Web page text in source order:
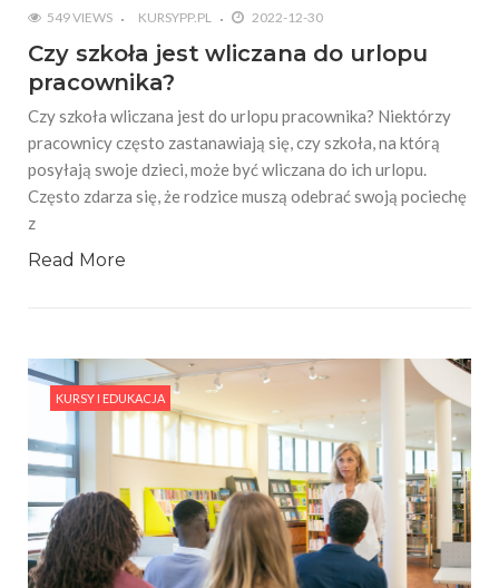
549 VIEWS KURSYPP.PL 2022-12-30
Czy szkoła jest wliczana do urlopu
pracownika?
Czy szkoła wliczana jest do urlopu pracownika? Niektórzy
pracownicy często zastanawiają się, czy szkoła, na którą
posyłają swoje dzieci, może być wliczana do ich urlopu.
Często zdarza się, że rodzice muszą odebrać swoją pociechę
z
Read More
KURSY I EDUKACJA